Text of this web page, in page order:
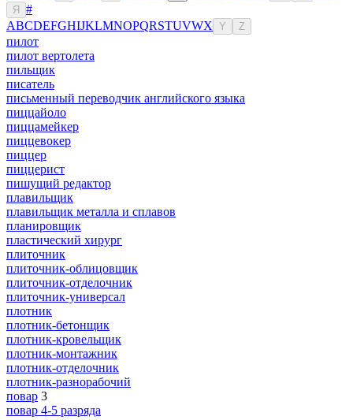
Я
#
ABCDEFGHIJKLMNOPQRSTUVWX Y Z
пилот
пилот вертолета
пильщик
писатель
письменный переводчик английского языка
пиццайоло
пиццамейкер
пиццевокер
пиццер
пиццерист
пишущий редактор
плавильщик
плавильщик металла и сплавов
планировщик
пластический хирург
плиточник
плиточник-облицовщик
плиточник-отделочник
плиточник-универсал
плотник
плотник-бетонщик
плотник-кровельщик
плотник-монтажник
плотник-отделочник
плотник-разнорабочий
повар 3
повар 4-5 разряда